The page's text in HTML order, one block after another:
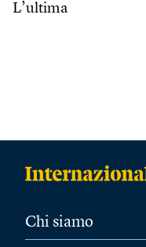
L’ultima
Chi siamo